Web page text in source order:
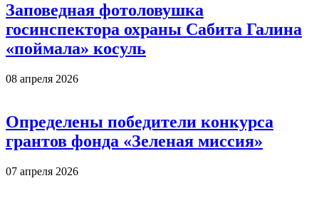
Заповедная фотоловушка
госинспектора охраны Сабита Галина
«поймала» косуль
08 апреля 2026
Определены победители конкурса
грантов фонда «Зеленая миссия»
07 апреля 2026